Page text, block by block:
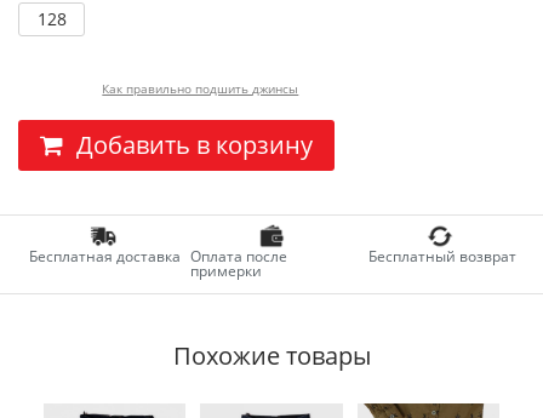
128
Как правильно подшить джинсы
Добавить в корзину
Бесплатная доставка Оплата после
примерки
Бесплатный возврат
Похожие товары